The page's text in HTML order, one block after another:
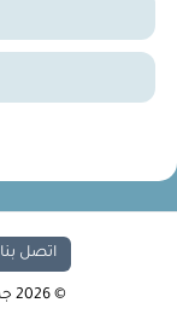
اتصل بنا
© 2026 جميع الحقوق محفوظة